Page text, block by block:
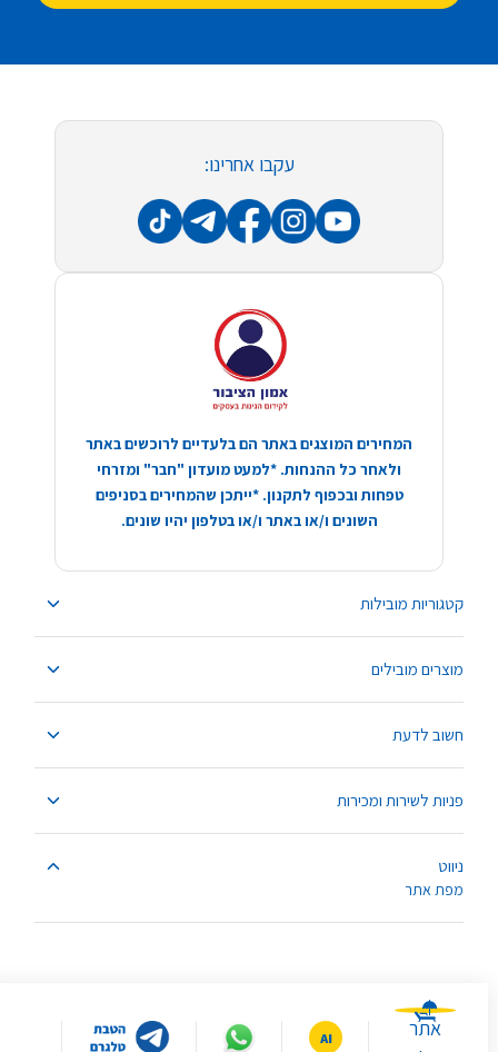
קטגוריות מובילות
מוצרים מובילים
חשוב לדעת
פניות לשירות ומכירות
ניווט
מפת אתר
עקבו אחרינו:
המחירים המוצגים באתר הם בלעדיים לרוכשים באתר
ולאחר כל ההנחות. *למעט מועדון "חבר" ומזרחי
טפחות ובכפוף לתקנון. *ייתכן שהמחירים בסניפים
השונים ו/או באתר ו/או בטלפון יהיו שונים.
אתר